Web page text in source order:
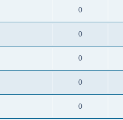
0
0
0
0
0